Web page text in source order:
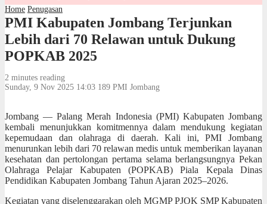
Home Penugasan
PMI Kabupaten Jombang Terjunkan
Lebih dari 70 Relawan untuk Dukung
POPKAB 2025
2 minutes reading
Sunday, 9 Nov 2025 14:03 189 PMI Jombang
Jombang — Palang Merah Indonesia (PMI) Kabupaten Jombang
kembali menunjukkan komitmennya dalam mendukung kegiatan
kepemudaan dan olahraga di daerah. Kali ini, PMI Jombang
menurunkan lebih dari 70 relawan medis untuk memberikan layanan
kesehatan dan pertolongan pertama selama berlangsungnya Pekan
Olahraga Pelajar Kabupaten (POPKAB) Piala Kepala Dinas
Pendidikan Kabupaten Jombang Tahun Ajaran 2025–2026.
Kegiatan yang diselenggarakan oleh MGMP PJOK SMP Kabupaten